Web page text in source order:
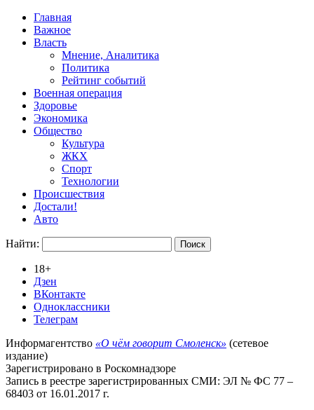
Главная
Важное
Власть
Мнение, Аналитика
Политика
Рейтинг событий
Военная операция
Здоровье
Экономика
Общество
Культура
ЖКХ
Спорт
Технологии
Происшествия
Достали!
Авто
Найти:
18+
Дзен
ВКонтакте
Одноклассники
Телеграм
Информагентство «О чём говорит Смоленск» (сетевое
издание)
Зарегистрировано в Роскомнадзоре
Запись в реестре зарегистрированных СМИ: ЭЛ № ФС 77 –
68403 от 16.01.2017 г.